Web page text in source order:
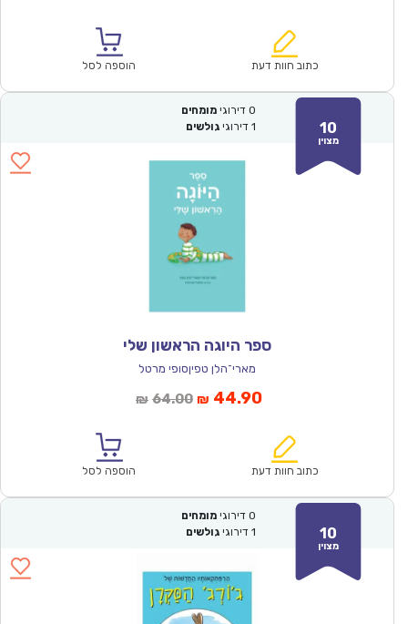
₪64.00.
הוא:
כתוב חוות דעת הוספה לסל
10
מצוין
0 דירוגי מומחים
1 דירוגי גולשים
ספר היוגה הראשון שלי
מארי־הלן טפיןסופי מרטל
₪ 64.00המחיר
₪64.00.
₪ 44.90המחיר
הוא:
כתוב חוות דעת הוספה לסל
10
מצוין
0 דירוגי מומחים
1 דירוגי גולשים